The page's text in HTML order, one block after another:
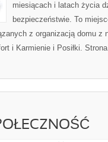
miesiącach i latach życia
bezpieczeństwie. To
z organizacją domu z
i Karmienie i Posiłki.